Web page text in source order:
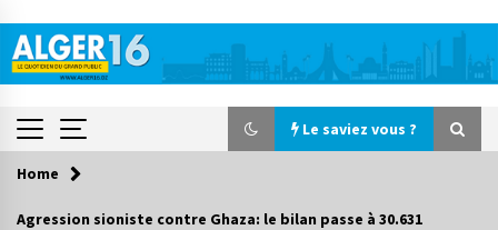
content
Le saviez vous ?
Le saviez vous ?
Home
Agression sioniste contre Ghaza: le bilan passe à 30.631